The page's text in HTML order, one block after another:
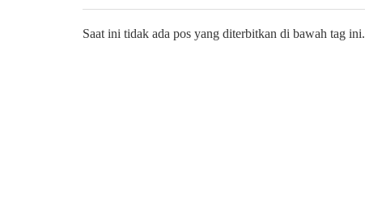
Saat ini tidak ada pos yang diterbitkan di bawah tag ini.